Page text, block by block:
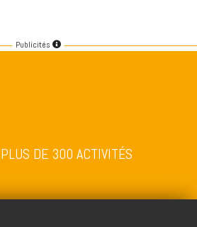
Publicités
DE 300 ACTIVITÉS